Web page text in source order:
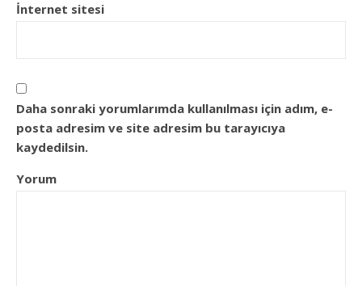
İnternet sitesi
Daha sonraki yorumlarımda kullanılması için adım, e-
posta adresim ve site adresim bu tarayıcıya
kaydedilsin.
Yorum